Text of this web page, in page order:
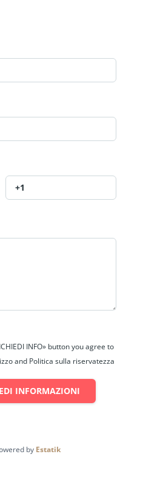
L1 e L3.
INFO» button you agree to
and Politica sulla riservatezza
INFORMAZIONI
by Estatik